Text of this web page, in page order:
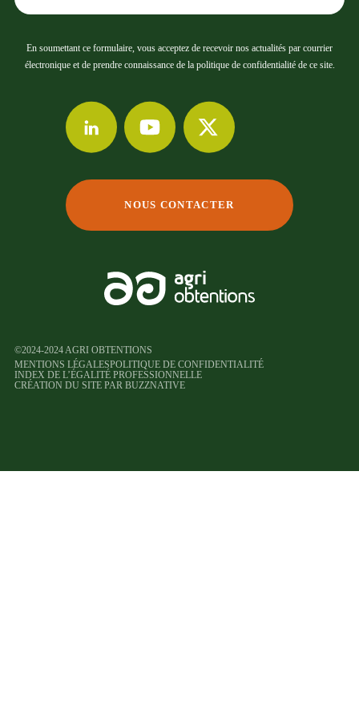
En soumettant ce formulaire, vous acceptez de recevoir nos actualités par courrier
électronique et de prendre connaissance de la politique de confidentialité de ce site.
NOUS CONTACTER
©2024-2024 AGRI OBTENTIONS
MENTIONS LÉGALESPOLITIQUE DE CONFIDENTIALITÉ
INDEX DE L’ÉGALITÉ PROFESSIONNELLE
CRÉATION DU SITE PAR BUZZNATIVE